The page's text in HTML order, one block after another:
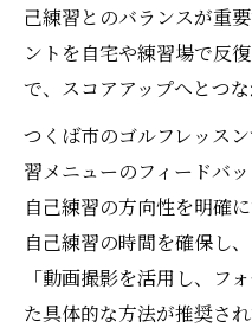
己練習とのバランスが重
ントを自宅や練習場で反
で、スコアアップへとつな
つくば市のゴルフレッス
習メニューのフィードバ
自己練習の方向性を明確
自己練習の時間を確保し
「動画撮影を活用し、フ
た具体的な方法が推奨され